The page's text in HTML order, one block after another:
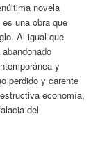
novela
una obra que
Al igual que
y
perdido y carente
economía,
del